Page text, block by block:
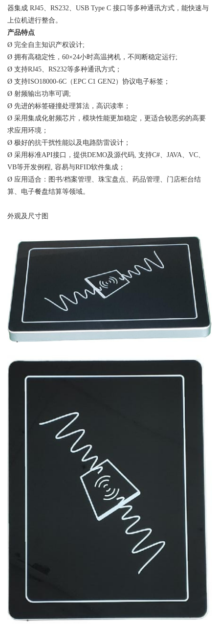
器集成 RJ45、RS232、USB Type C 接口等多种通讯方式，能快速与
上位机进行整合。
产品特点
Ø 完全自主知识产权设计;
Ø 拥有高稳定性，60×24小时高温拷机，不间断稳定运行;
Ø 支持RJ45、RS232等多种通讯方式；
Ø 支持ISO18000-6C（EPC C1 GEN2）协议电子标签；
Ø 射频输出功率可调;
Ø 先进的标签碰撞处理算法，高识读率；
Ø 采用集成化射频芯片，模块性能更加稳定，更适合较恶劣的高要
求应用环境；
Ø 极好的抗干扰性能以及电路防雷设计；
Ø 采用标准API接口，提供DEMO及源代码, 支持C#、JAVA、VC、
VB等开发例程, 容易与RFID软件集成；
Ø 应用适合：图书/档案管理、珠宝盘点、药品管理、门店柜台结
算、电子餐盘结算等领域。
外观及尺寸图